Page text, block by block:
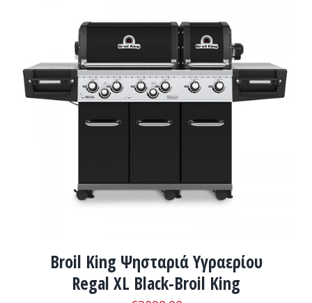
ΛΕΠΤΟΜΈΡΕΙΕΣ
Broil King Ψησταριά Υγραερίου
Regal XL Black-Broil King